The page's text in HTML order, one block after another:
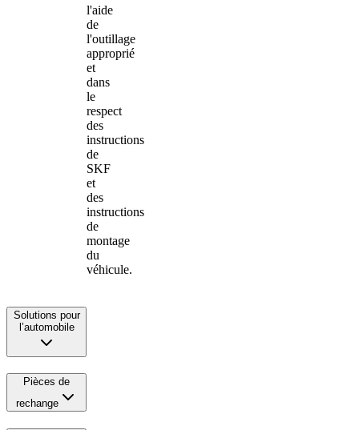
l'aide
de
l'outillage
approprié
et
dans
le
respect
des
instructions
de
SKF
et
des
instructions
de
montage
du
véhicule.
Solutions pour
l’automobile
Pièces de
rechange